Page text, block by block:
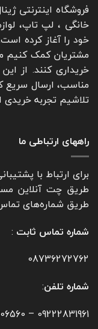
فروشگاه اینترنتی
خانگی ، لپ تاپ،
خود را آغاز کرده
مشتریان کمک کنیم
خریداری کنند. از
مناسب، ارسال سریع
تلاشیم تجربه
راههای ارتباطی ما
برای ارتباط با
طریق چت آنلاین
طریق شماره‌های تماس
شماره تماس ثابت :
08736272762
شماره تلفن:
09222831961
–